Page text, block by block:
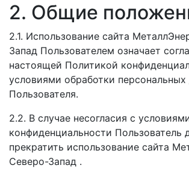
2. Общие
2.1. Использование сайта
Запад Пользователем означает
настоящей Политикой
условиями обработки персональных
Пользователя.
2.2. В случае несогласия с
конфиденциальности Пользователь
прекратить использование сайта
Северо-Запад .